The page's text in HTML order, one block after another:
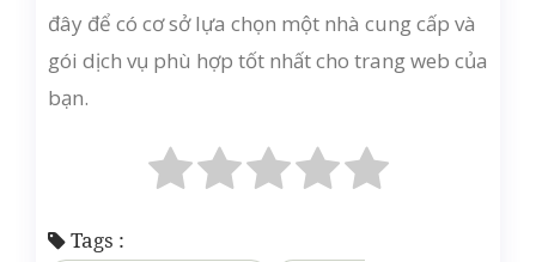
đây để có cơ sở lựa chọn một nhà cung cấp và
gói dịch vụ phù hợp tốt nhất cho trang web của
bạn.
Tags :